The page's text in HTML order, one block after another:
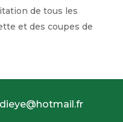
de tous les
et des coupes de